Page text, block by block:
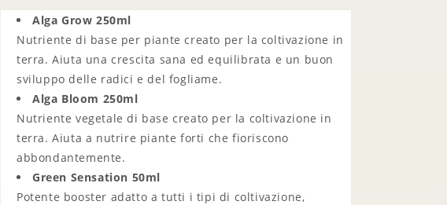
Alga Grow 250ml
Nutriente di base per piante creato per la coltivazione in
terra. Aiuta una crescita sana ed equilibrata e un buon
sviluppo delle radici e del fogliame.
Alga Bloom 250ml
Nutriente vegetale di base creato per la coltivazione in
terra. Aiuta a nutrire piante forti che fioriscono
abbondantemente.
Green Sensation 50ml
Potente booster adatto a tutti i tipi di coltivazione,